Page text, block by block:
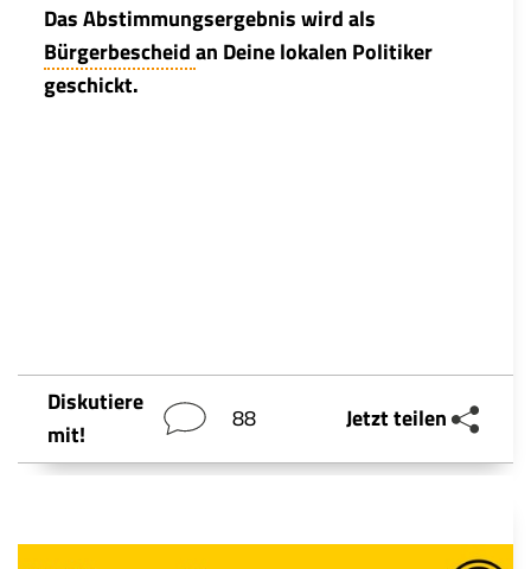
Das Abstimmungsergebnis wird als
Bürgerbescheidan Deine lokalen Politiker
geschickt.
Diskutiere
mit!
88 Jetzt teilen